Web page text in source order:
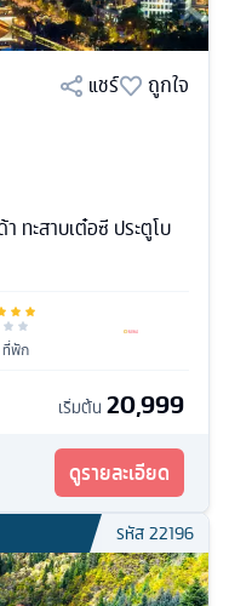
แชร์
ถูกใจ
ทะสาบเต๋อซี ประตูโบ
ที่พัก
เริ่มต้น 20,999
ดูรายละเอียด
รหัส22196